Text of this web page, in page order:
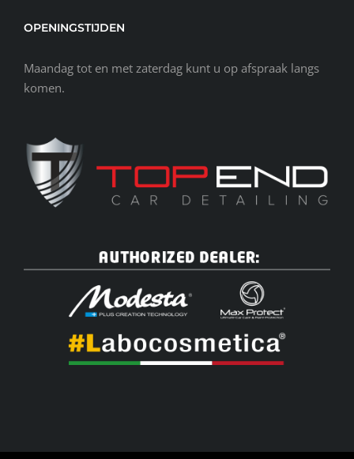
OPENINGSTIJDEN
Maandag tot en met zaterdag kunt u op afspraak langs
komen.